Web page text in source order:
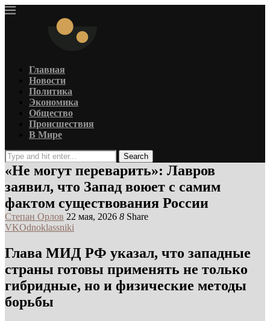
Главная
Новости
Политика
Экономика
Общество
Происшествия
В Мире
Search
«Не могут переварить»: Лавров
заявил, что Запад воюет с самим
фактом существования России
Степан Орлов 22 мая, 2026 8 Share
VKOdnoklassniki
Глава МИД РФ указал, что западные
страны готовы применять не только
гибридные, но и физические методы
борьбы